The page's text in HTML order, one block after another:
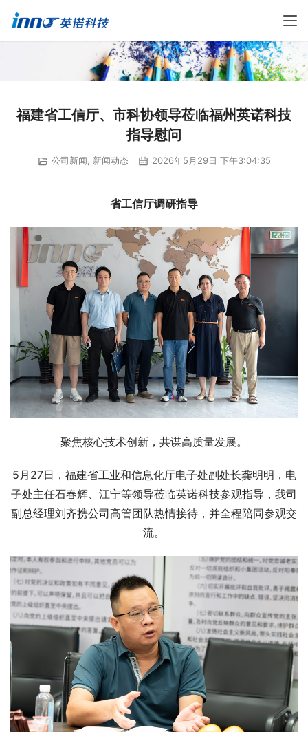
福建省工信厅、市科协领导莅临福州英诺科技
指导慰问
公司新闻, 新闻动态 2026年5月29日 下午3:04:35
省工信厅调研指导
聚焦核心技术创新，共谋高质量发展。
5月27日，福建省工业和信息化厅电子处副处长龚明明，电
子处主任石春辉、江宁等领导莅临英诺科技参观指导，我司
副总经理刘齐携公司高管团队热情接待，并全程陪同参观交
流。